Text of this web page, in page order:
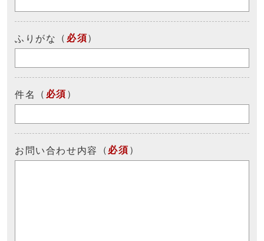
ふりがな （ 必須）
件名 （ 必須 ）
お問い合わせ内容 （ 必須 ）